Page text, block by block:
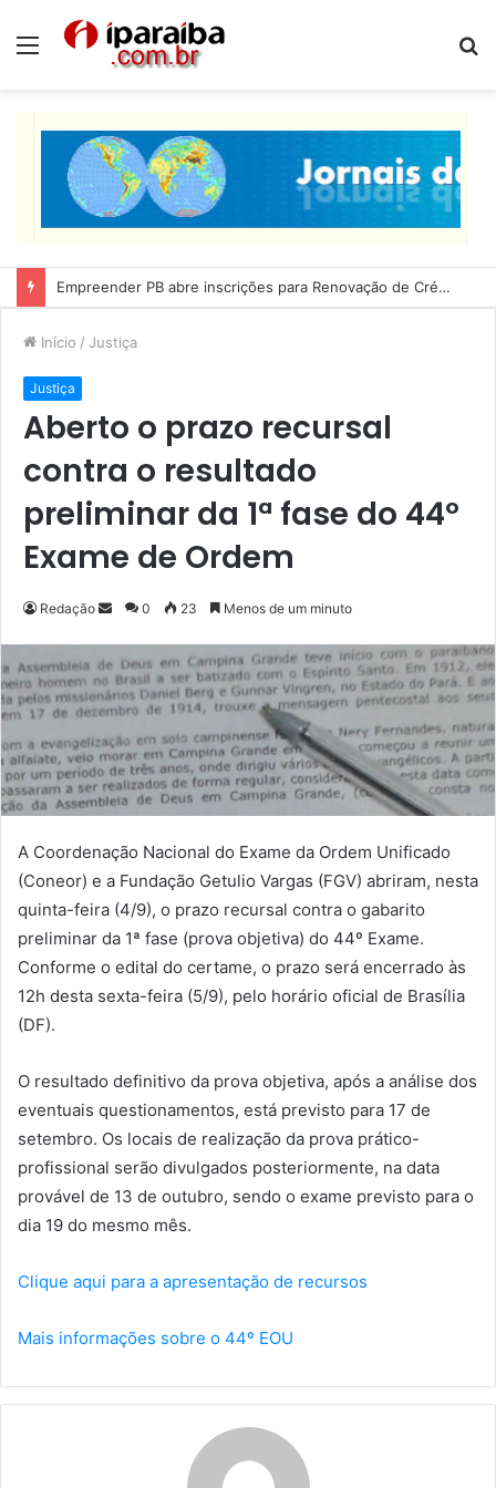
Menu
Lucas Ribeiro inspeciona obras da última etapa do Centro de Convenções
Início / Justiça
Justiça
Aberto o prazo recursal
contra o resultado
preliminar da 1ª fase do 44º
Exame de Ordem
Redação
n
d
e
u
m
e
-
m
0 23 Menos de um minuto
A Coordenação Nacional do Exame da Ordem Unificado
(Coneor) e a Fundação Getulio Vargas (FGV) abriram, nesta
quinta-feira (4/9), o prazo recursal contra o gabarito
preliminar da 1ª fase (prova objetiva) do 44º Exame.
Conforme o edital do certame, o prazo será encerrado às
12h desta sexta-feira (5/9), pelo horário oficial de Brasília
(DF).
O resultado definitivo da prova objetiva, após a análise dos
eventuais questionamentos, está previsto para 17 de
setembro. Os locais de realização da prova prático-
profissional serão divulgados posteriormente, na data
provável de 13 de outubro, sendo o exame previsto para o
dia 19 do mesmo mês.
Clique aqui para a apresentação de recursos
Mais informações sobre o 44º EOU